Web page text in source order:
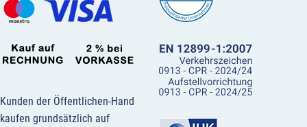
Kunden der Öffentlichen-Hand
kaufen grundsätzlich auf